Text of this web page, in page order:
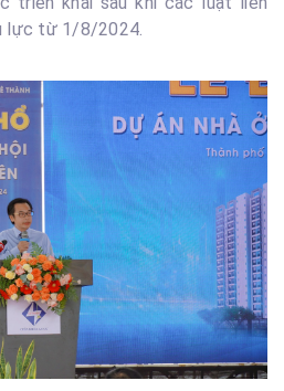
lực từ 1/8/2024.